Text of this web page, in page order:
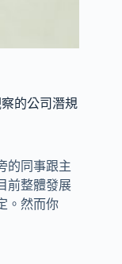
的公司潛規
的同事跟主
前整體發展
。然而你